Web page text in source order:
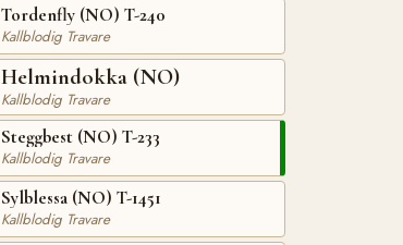
Tordenfly (NO) T-240
Kallblodig Travare
Helmindokka (NO)
Kallblodig Travare
Steggbest (NO) T-233
Kallblodig Travare
Sylblessa (NO) T-1451
Kallblodig Travare